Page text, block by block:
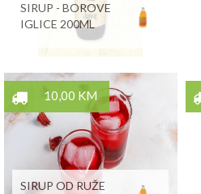
SIRUP - BOROVE
IGLICE 200ML
10,00 KM
SIRUP OD RUŽE